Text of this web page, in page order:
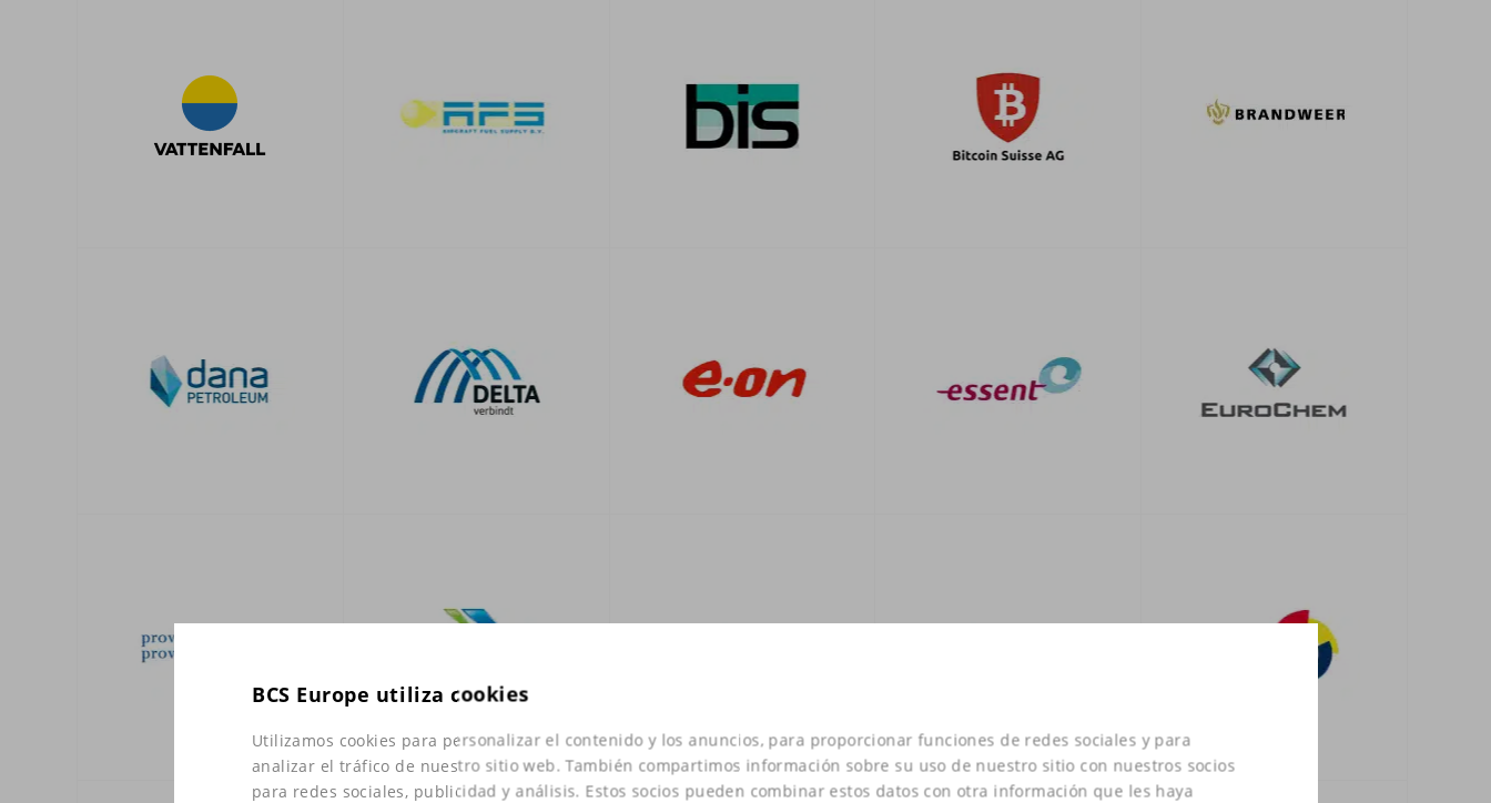
BCS Europe utiliza cookies
Utilizamos cookies para personalizar el contenido y los anuncios, para proporcionar funciones de redes sociales y para
analizar el tráfico de nuestro sitio web. También compartimos información sobre su uso de nuestro sitio con nuestros socios
para redes sociales, publicidad y análisis. Estos socios pueden combinar estos datos con otra información que les haya